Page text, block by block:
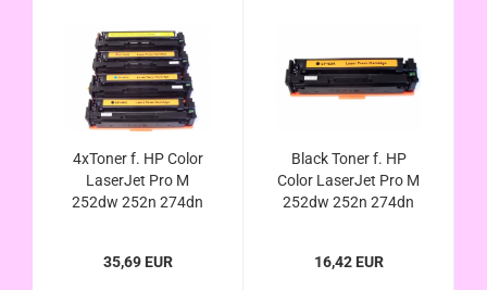
4xToner f. HP Color
LaserJet Pro M
252dw 252n 274dn
CF400 CF401 CF402
35,69 EUR
Black Toner f. HP
Color LaserJet Pro M
252dw 252n 274dn
201A CF400X
16,42 EUR